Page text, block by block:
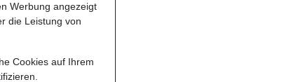
Werbung angezeigt
die Leistung von
Cookies auf Ihrem